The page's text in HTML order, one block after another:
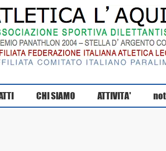
CHI SIAMO ATTIVITA'